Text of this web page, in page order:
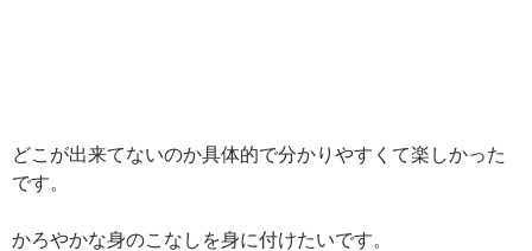
どこが出来てないのか具体的で分かりやすくて楽しかった
です。
かろやかな身のこなしを身に付けたいです。